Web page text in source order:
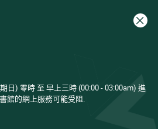
關閉
日) 零時 至 早上三時 (00:00 - 03:00am) 進
館的網上服務可能受阻.